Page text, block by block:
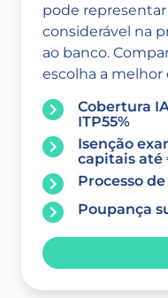
pode
considerável na
ao banco.
escolha a melhor
Cobertura
ITP55%
Isenção
capitais até
Processo
Poupança